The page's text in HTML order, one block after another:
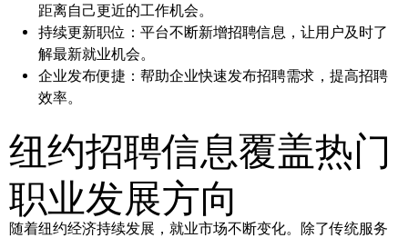
距离自己更近的工作机会。
持续更新职位： 平台不断新增招聘信息，让用户及时了
解最新就业机会。
企业发布便捷： 帮助企业快速发布招聘需求，提高招聘
效率。
纽约招聘信息覆盖热门
职业发展方向
随着纽约经济持续发展，就业市场不断变化。除了传统服务